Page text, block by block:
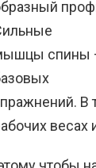
спины –
В
весах